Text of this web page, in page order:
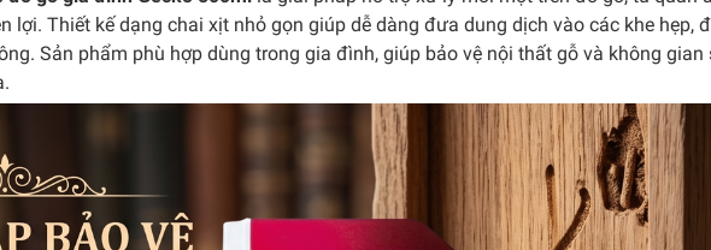
lợi. Thiết kế dạng chai xịt nhỏ gọn giúp dễ dàng đưa dung dịch vào các khe hẹp,
Sản phẩm phù hợp dùng trong gia đình, giúp bảo vệ nội thất gỗ và không gian